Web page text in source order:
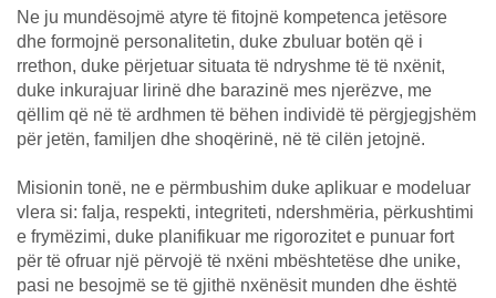
Ne ju mundësojmë atyre të fitojnë kompetenca jetësore
dhe formojnë personalitetin, duke zbuluar botën që i
rrethon, duke përjetuar situata të ndryshme të të nxënit,
duke inkurajuar lirinë dhe barazinë mes njerëzve, me
qëllim që në të ardhmen të bëhen individë të përgjegjshëm
për jetën, familjen dhe shoqërinë, në të cilën jetojnë.
Misionin tonë, ne e përmbushim duke aplikuar e modeluar
vlera si: falja, respekti, integriteti, ndershmëria, përkushtimi
e frymëzimi, duke planifikuar me rigorozitet e punuar fort
për të ofruar një përvojë të nxëni mbështetëse dhe unike,
pasi ne besojmë se të gjithë nxënësit munden dhe është